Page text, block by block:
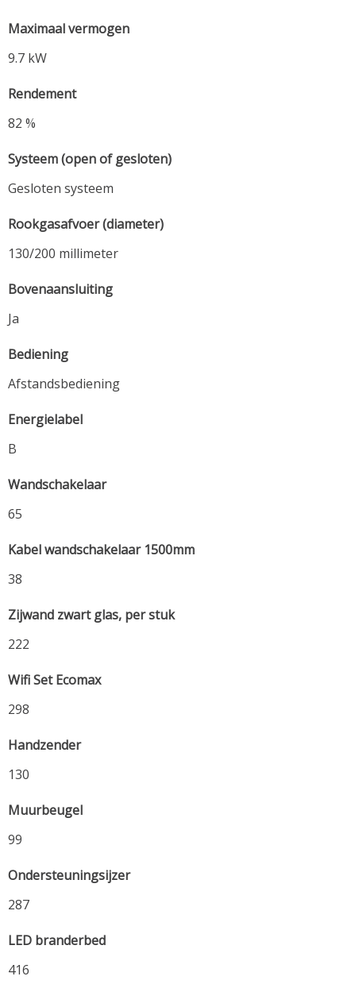
Maximaal vermogen
9.7 kW
Rendement
82 %
Systeem (open of gesloten)
Gesloten systeem
Rookgasafvoer (diameter)
130/200 millimeter
Bovenaansluiting
Ja
Bediening
Afstandsbediening
Energielabel
B
Wandschakelaar
65
Kabel wandschakelaar 1500mm
38
Zijwand zwart glas, per stuk
222
Wifi Set Ecomax
298
Handzender
130
Muurbeugel
99
Ondersteuningsijzer
287
LED branderbed
416